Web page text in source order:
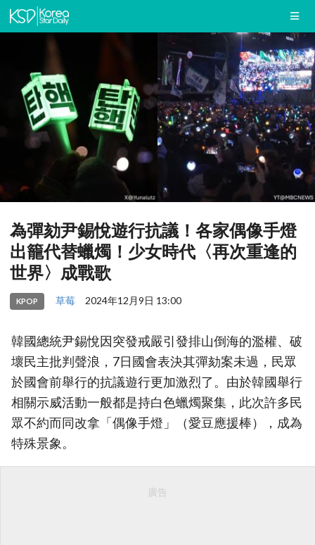
為彈劾尹錫悅遊行抗議！各家偶像手燈
出籠代替蠟燭！少女時代〈再次重逢的
世界〉成戰歌
KPOP 草莓 2024年12月9日 13:00
韓國總統尹錫悅因突發戒嚴引發排山倒海的濫權、破
壞民主批判聲浪，7日國會表決其彈劾案未過，民眾
於國會前舉行的抗議遊行更加激烈了。由於韓國舉行
相關示威活動一般都是持白色蠟燭聚集，此次許多民
眾不約而同改拿「偶像手燈」（愛豆應援棒），成為
特殊景象。
廣告